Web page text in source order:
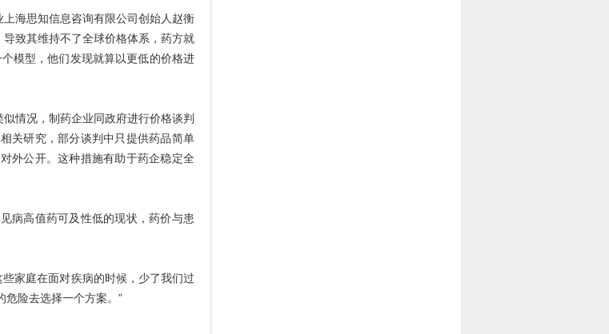
海思知信息咨询有限公司创始人赵衡
致其维持不了全球价格体系，药方就
模型，他们发现就算以更低的价格进
情况，制药企业同政府进行价格谈判
关研究，部分谈判中只提供药品简单
外公开。这种措施有助于药企稳定全
高值药可及性低的现状，药价与患
家庭在面对疾病的时候，少了我们过
危险去选择一个方案。”